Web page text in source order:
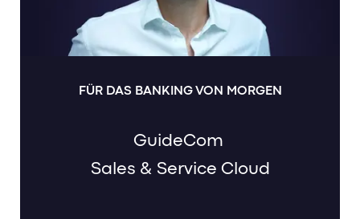
FÜR DAS BANKING VON MORGEN
GuideCom
Sales & Service Cloud